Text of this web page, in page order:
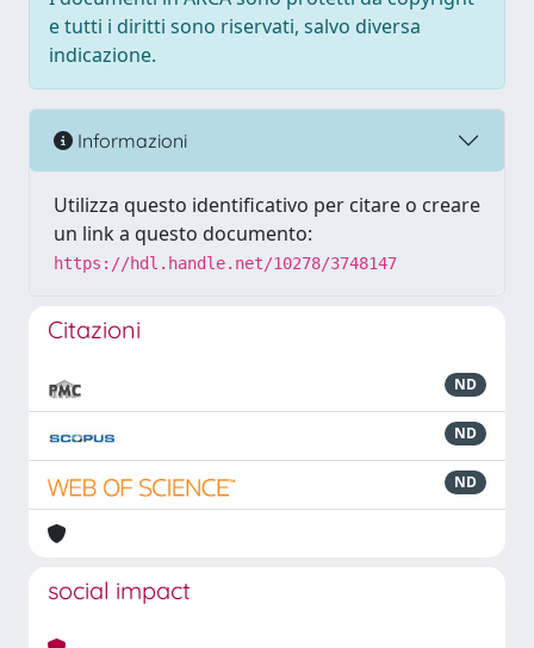
e tutti i diritti sono riservati, salvo diversa
indicazione.
Informazioni
Utilizza questo identificativo per citare o creare
un link a questo documento:
https://hdl.handle.net/10278/3748147
Citazioni
ND
ND
ND
social impact